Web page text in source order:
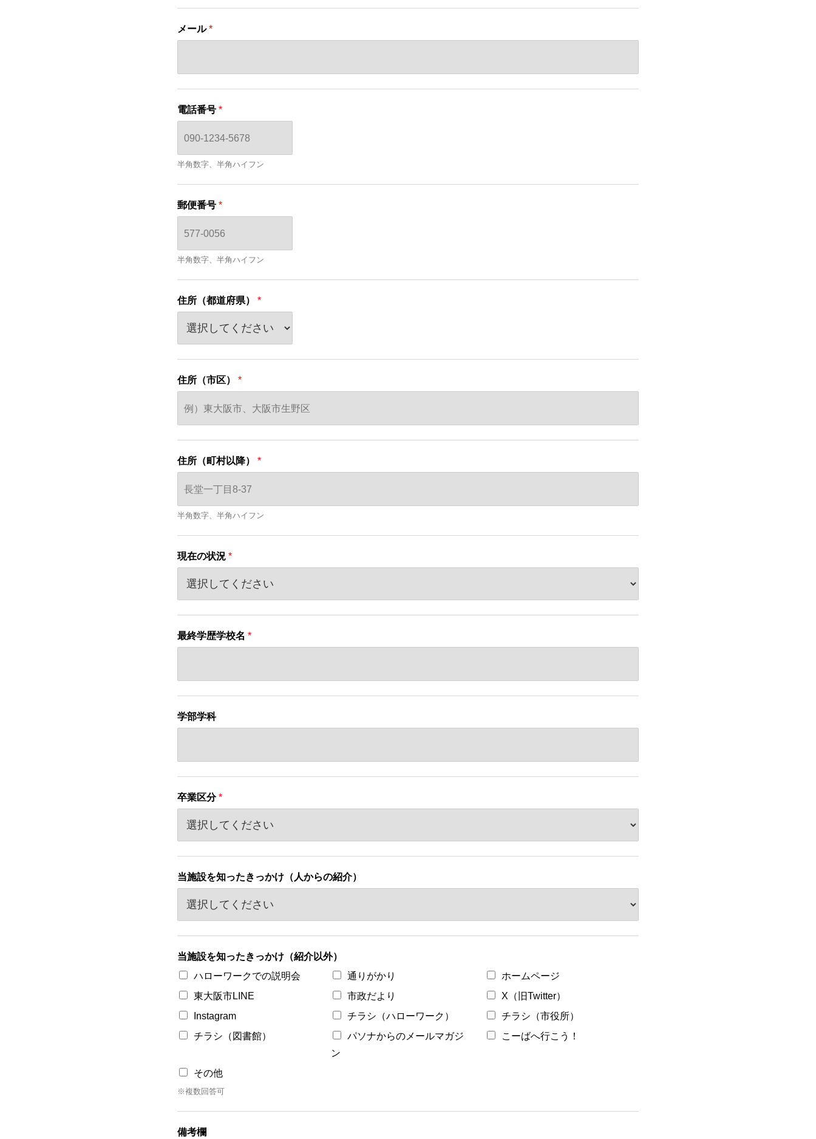
メール*
電話番号 *
半角数字、半角ハイフン
郵便番号 *
半角数字、半角ハイフン
住所（都道府県） *
住所（市区） *
住所（町村以降） *
半角数字、半角ハイフン
現在の状況 *
最終学歴学校名 *
学部学科
卒業区分*
当施設を知ったきっかけ（人からの紹介）
当施設を知ったきっかけ（紹介以外）
ハローワークでの説明会
通りがかり
ホームページ
東大阪市LINE
市政だより
X（旧Twitter）
Instagram
チラシ（ハローワーク）
チラシ（市役所）
チラシ（図書館）
パソナからのメールマガジ
ン
こーばへ行こう！
その他
※複数回答可
備考欄